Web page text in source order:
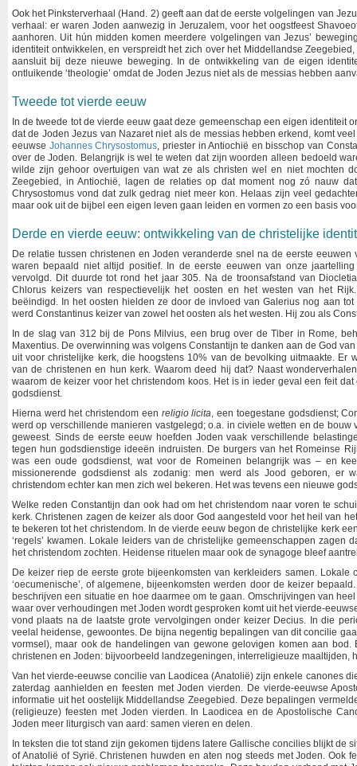
Ook het Pinksterverhaal (Hand. 2) geeft aan dat de eerste volgelingen van
verhaal: er waren Joden aanwezig in Jeruzalem, voor het oogstfeest
aanhoren. Uit hún midden komen meerdere volgelingen van Jezus’
identiteit ontwikkelen, en verspreidt het zich over het Middel­landse
aansluit bij deze nieuwe beweging. In de ontwikkeling van de eigen
ontluikende ‘theologie’ omdat de Joden Jezus niet als de messias hebben
Tweede tot vierde eeuw
In de tweede tot de vierde eeuw gaat deze gemeenschap een eigen identiteit
dat de Joden Jezus van Nazaret niet als de messias hebben erkend, komt
eeuwse Johannes Chrysostomus, priester in Antiochië en bisschop van
over de Joden. Belangrijk is wel te weten dat zijn woorden alleen bedoeld
wilde zijn gehoor overtuigen van wat ze als christen wel en niet mochten
Zeegebied, in Antiochië, lagen de relaties op dat moment nog zó nauw
Chrysostomus vond dat zulk gedrag niet meer kon. Helaas zijn veel
maar ook uit de bijbel een eigen leven gaan leiden en vormen zo een basis
Derde en vierde eeuw: ontwikkeling van de christelijke
De relatie tussen christenen en Joden veranderde snel na de eerste
waren bepaald niet altijd positief. In de eerste eeuwen van onze
vervolgd. Dit duurde tot rond het jaar 305. Na de troonsafstand van
Chlorus keizers van respectievelijk het oosten en het westen van het
beëindigd. In het oosten hielden ze door de invloed van Galerius nog aan
werd Constantinus keizer van zowel het oosten als het westen. Hij zou als
In de slag van 312 bij de Pons Milvius, een brug over de Tiber in Rome,
Maxentius. De overwinning was volgens Constantijn te danken aan de God
uit voor christelijke kerk, die hoogstens 10% van de bevolking uitmaakte. Er
van de christenen en hun kerk. Waarom deed hij dat? Naast
waarom de keizer voor het christendom koos. Het is in ieder geval een feit
godsdienst.
Hierna werd het christendom een religio licita, een toegestane godsdienst;
werd op verschillende manieren vastgelegd; o.a. in civiele wetten en de
geweest. Sinds de eerste eeuw hoefden Joden vaak verschillende
tegen hun godsdienstige ideeën indruisten. De burgers van het Romeinse
was een oude godsdienst, wat voor de Romeinen belangrijk was – en
missionerende godsdienst als zodanig: men werd als Jood geboren, er
christendom echter kan men zich wel bekeren. Het was tevens een nieuwe
Welke reden Constantijn dan ook had om het christendom naar voren te
kerk. Christenen zagen de keizer als door God aangesteld voor het heil van
te bekeren tot het christendom. In de vierde eeuw begon de christelijke kerk
‘regels’ kwamen. Lokale leiders van de christelijke gemeenschappen
het christendom zochten. Heidense rituelen maar ook de synagoge bleef
De keizer riep de eerste grote bijeenkomsten van kerkleiders samen.
‘oecumenische’, of algemene, bijeenkomsten werden door de keizer
beschrijven een situatie en hoe daarmee om te gaan. Omschrijvingen van
waar over verhoudingen met Joden wordt gesproken komt uit het vierde-
vond plaats na de laatste grote vervolgingen onder keizer Decius. In die
veelal heidense, gewoontes. De bijna negentig bepalingen van dit concilie
vormsel), maar ook de handelingen van gewone gelovigen komen aan
christenen en Joden: bijvoorbeeld landzegeningen, interreligieuze maaltijden,
Van het vierde-eeuwse concilie van Laodicea (Anatolië) zijn enkele canones
zaterdag aanhielden en feesten met Joden vierden. De vierde-eeuwse
informatie uit het oostelijk Middellandse Zeegebied. Deze bepalingen
(religieuze) feesten met Joden vierden. In Laodicea en de Apostolische
Joden meer liturgisch van aard: samen vieren en delen.
In teksten die tot stand zijn gekomen tijdens latere Gallische concilies blijkt de
of Anatolië of Syrië. Christenen huwden en aten nog steeds met Joden. Ook